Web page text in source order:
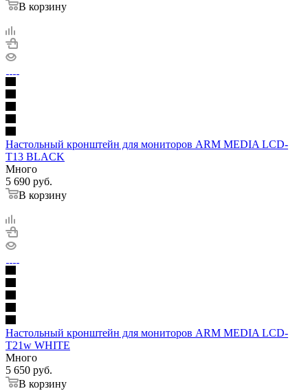
В корзину
Настольный кронштейн для мониторов ARM MEDIA LCD-
T13 BLACK
Много
5 690 руб.
В корзину
Настольный кронштейн для мониторов ARM MEDIA LCD-
T21w WHITE
Много
5 650 руб.
В корзину